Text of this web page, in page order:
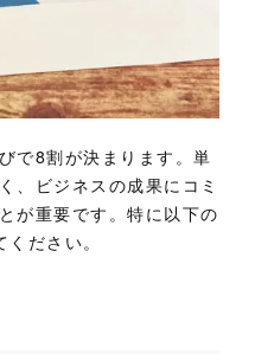
で8割が決まります。単
、ビジネスの成果にコミ
が重要です。特に以下の
ださい。